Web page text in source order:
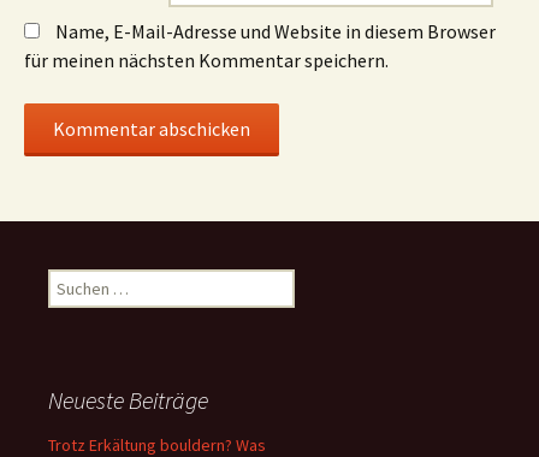
Name, E-Mail-Adresse und Website in diesem Browser
für meinen nächsten Kommentar speichern.
Suchen
nach:
Neueste Beiträge
Trotz Erkältung bouldern? Was